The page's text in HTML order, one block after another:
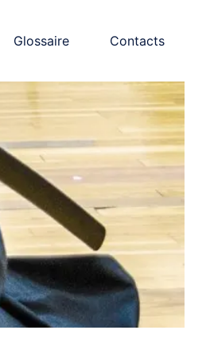
Glossaire Contacts